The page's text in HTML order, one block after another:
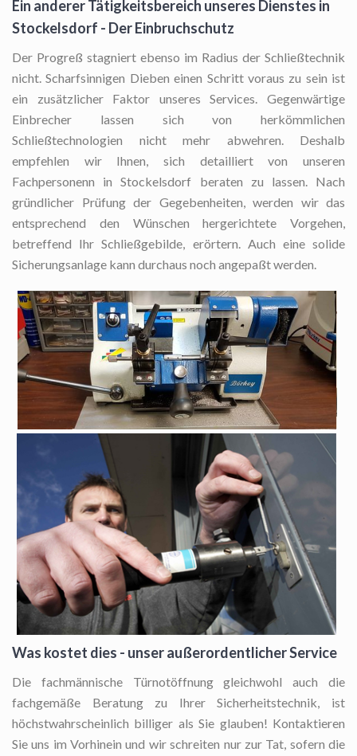
Ein anderer Tätigkeitsbereich unseres Dienstes in
Stockelsdorf - Der Einbruchschutz
Der Progreß stagniert ebenso im Radius der Schließtechnik
nicht. Scharfsinnigen Dieben einen Schritt voraus zu sein ist
ein zusätzlicher Faktor unseres Services. Gegenwärtige
Einbrecher lassen sich von herkömmlichen
Schließtechnologien nicht mehr abwehren. Deshalb
empfehlen wir Ihnen, sich detailliert von unseren
Fachpersonenn in Stockelsdorf beraten zu lassen. Nach
gründlicher Prüfung der Gegebenheiten, werden wir das
entsprechend den Wünschen hergerichtete Vorgehen,
betreffend Ihr Schließgebilde, erörtern. Auch eine solide
Sicherungsanlage kann durchaus noch angepaßt werden.
Was kostet dies - unser außerordentlicher Service
Die fachmännische Türnotöffnunggleichwohl auch die
fachgemäße Beratung zu Ihrer Sicherheitstechnik, ist
höchstwahrscheinlich billiger als Sie glauben! Kontaktieren
Sie uns im Vorhinein und wir schreiten nur zur Tat, sofern die